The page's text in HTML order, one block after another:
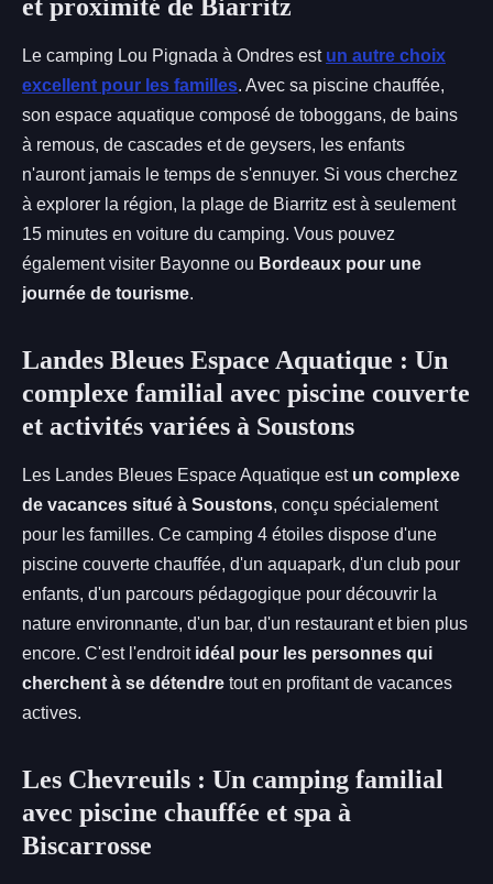
et proximité de Biarritz
Le camping Lou Pignada à Ondres est un autre choix
excellent pour les familles. Avec sa piscine chauffée,
son espace aquatique composé de toboggans, de bains
à remous, de cascades et de geysers, les enfants
n'auront jamais le temps de s'ennuyer. Si vous cherchez
à explorer la région, la plage de Biarritz est à seulement
15 minutes en voiture du camping. Vous pouvez
également visiter Bayonne ou Bordeaux pour une
journée de tourisme.
Landes Bleues Espace Aquatique : Un
complexe familial avec piscine couverte
et activités variées à Soustons
Les Landes Bleues Espace Aquatique est un complexe
de vacances situé à Soustons, conçu spécialement
pour les familles. Ce camping 4 étoiles dispose d'une
piscine couverte chauffée, d'un aquapark, d'un club pour
enfants, d'un parcours pédagogique pour découvrir la
nature environnante, d'un bar, d'un restaurant et bien plus
encore. C'est l'endroit idéal pour les personnes qui
cherchent à se détendre tout en profitant de vacances
actives.
Les Chevreuils : Un camping familial
avec piscine chauffée et spa à
Biscarrosse